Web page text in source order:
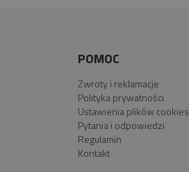
POMOC
Zwroty i reklamacje
Polityka prywatności
Ustawienia plików cookies
Pytania i odpowiedzi
Regulamin
Kontakt